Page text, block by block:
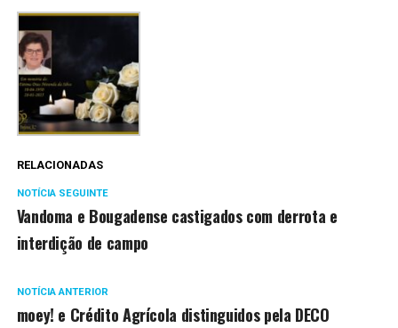
RELACIONADAS
NOTÍCIA SEGUINTE
Vandoma e Bougadense castigados com derrota e
interdição de campo
NOTÍCIA ANTERIOR
moey! e Crédito Agrícola distinguidos pela DECO